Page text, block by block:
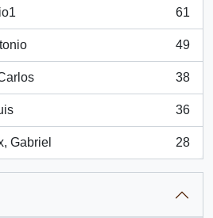
61
49
38
36
Gabriel 28